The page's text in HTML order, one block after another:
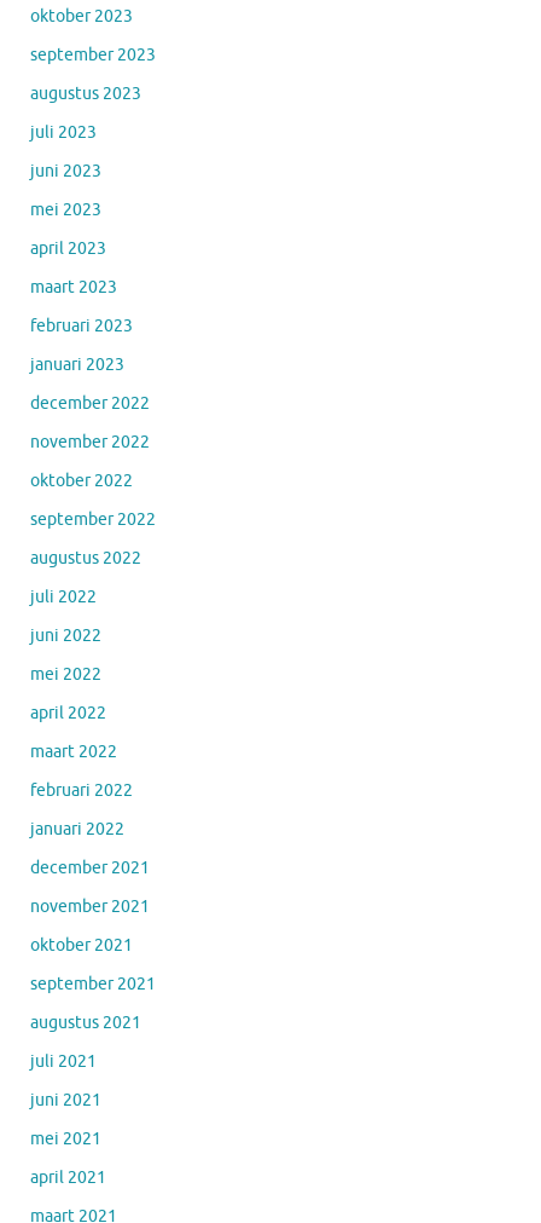
oktober 2023
september 2023
augustus 2023
juli 2023
juni 2023
mei 2023
april 2023
maart 2023
februari 2023
januari 2023
december 2022
november 2022
oktober 2022
september 2022
augustus 2022
juli 2022
juni 2022
mei 2022
april 2022
maart 2022
februari 2022
januari 2022
december 2021
november 2021
oktober 2021
september 2021
augustus 2021
juli 2021
juni 2021
mei 2021
april 2021
maart 2021